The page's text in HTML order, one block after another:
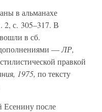
в альманахе
2, с. 305–317. В
в сб.
—ЛР,
правкой
1975, по тексту
после